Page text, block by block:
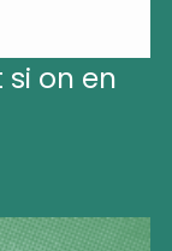
si on en